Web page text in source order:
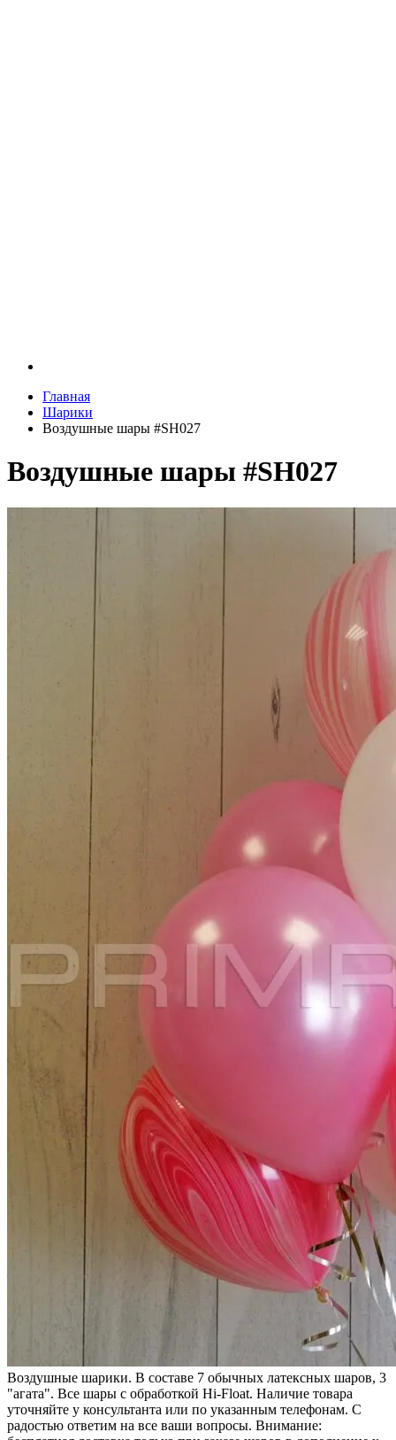
Главная
Шарики
Воздушные шары #SH027
Воздушные шары #SH027
Воздушные шарики. В составе 7 обычных латексных шаров, 3
"агата". Все шары с обработкой Hi-Float. Наличие товара
уточняйте у консультанта или по указанным телефонам. С
радостью ответим на все ваши вопросы. Внимание: